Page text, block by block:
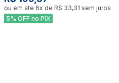
ou em ate 6x de R$ 33,31 sem juros
5% OFF no PIX